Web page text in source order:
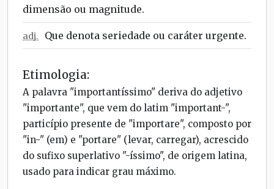
dimensão ou magnitude.
adj. Que denota seriedade ou caráter urgente.
Etimologia:
A palavra "importantíssimo" deriva do adjetivo
"importante", que vem do latim "important-",
particípio presente de "importare", composto por
"in-" (em) e "portare" (levar, carregar), acrescido
do sufixo superlativo "-íssimo", de origem latina,
usado para indicar grau máximo.